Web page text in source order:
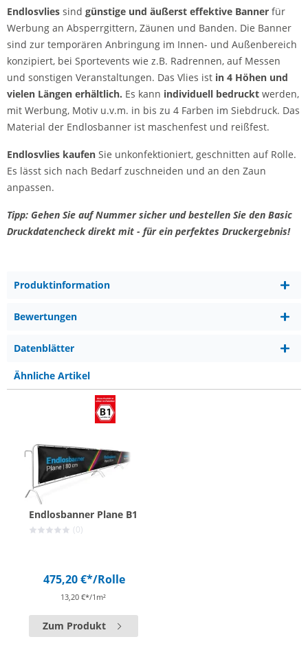
Endlosvlies sind günstige und äußerst effektive Banner für
Werbung an Absperrgittern, Zäunen und Banden. Die Banner
sind zur temporären Anbringung im Innen- und Außenbereich
konzipiert, bei Sportevents wie z.B. Radrennen, auf Messen
und sonstigen Veranstaltungen. Das Vlies ist in 4 Höhen und
vielen Längen erhältlich. Es kann individuell bedruckt werden,
mit Werbung, Motiv u.v.m. in bis zu 4 Farben im Siebdruck. Das
Material der Endlosbanner ist maschenfest und reißfest.
Endlosvlies kaufen Sie unkonfektioniert, geschnitten auf Rolle.
Es lässt sich nach Bedarf zuschneiden und an den Zaun
anpassen.
Tipp: Gehen Sie auf Nummer sicher und bestellen Sie den Basic
Druckdatencheck direkt mit - für ein perfektes Druckergebnis!
Produktinformation
Bewertungen
Datenblätter
Ähnliche Artikel
Endlosbanner Plane B1
(0)
475,20 €*/Rolle
13,20 €*/1m²
Zum Produkt